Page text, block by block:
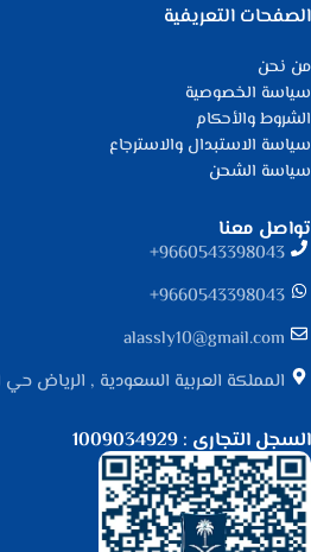
الصفحات التعريفية
من نحن
سياسة الخصوصية
الشروط والأحكام
سياسة الاستبدال والاسترجاع
سياسة الشحن
تواصل معنا
9660543398043⁩+
9660543398043⁩+
alassly10@gmail.com
المملكة العربية السعودية , الرياض
السجل التجاري : 1009034929